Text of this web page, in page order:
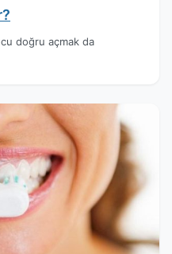
doğru açmak da